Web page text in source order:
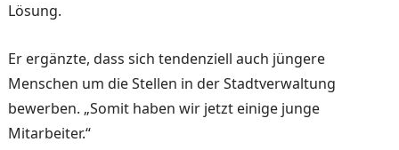
Lösung.
Er ergänz­te, dass sich tendenziell auch jüngere
Menschen um die Stellen in der Stadtverwaltung
bewerben. „Somit haben wir jetzt einige junge
Mitarbeiter.“